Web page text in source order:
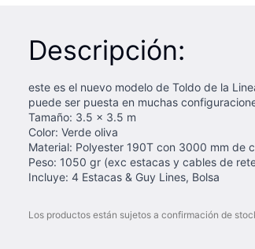
Descripción:
este es el nuevo modelo de Toldo de la
puede ser puesta en muchas
Tamaño: 3.5 x 3.5 m
Color: Verde oliva
Material: Polyester 190T con 3000 mm de
Peso: 1050 gr (exc estacas y cables de
Incluye: 4 Estacas & Guy Lines, Bolsa
Los productos están sujetos a confirmación de